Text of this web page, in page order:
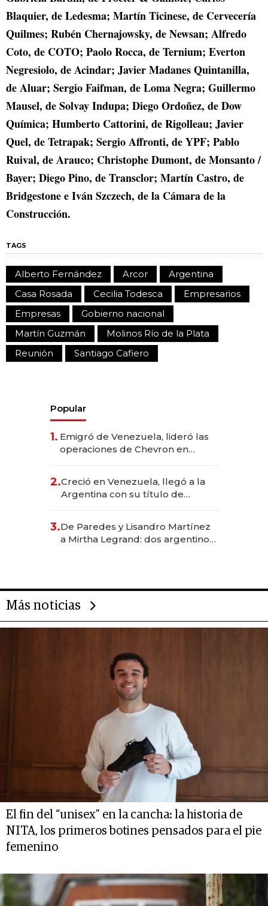
Blaquier, de Ledesma; Martín Ticinese, de Cervecería
Quilmes; Rubén Chernajowsky, de Newsan; Alfredo
Coto, de COTO; Paolo Rocca, de Ternium; Everton
Negresiolo, de Acindar; Javier Madanes Quintanilla,
de Aluar; Sergio Faifman, de Loma Negra; Guillermo
Mausel, de Solvay Indupa; Diego Ordoñez, de Dow
Química; Humberto Cattorini, de Rigolleau; Javier
Quel, de Tetrapak; Sergio Affronti, de YPF; Pablo
Ruival, de Arauco; Christophe Dumont, de Monsanto /
Bayer; Diego Pino, de Transclor; Martín Castro, de
Bridgestone e Iván Szczech, de la Cámara de la
Construcción.
TAGS
Alberto Fernández Arcor
Argentina
Casa Rosada
Cecilia Todesca
Empresarios
Empresas
Gobierno nacional
Martín Guzmán
Molinos Río de la Plata
Reunión
Santiago Cafiero
Popular
1. Emigró de Venezuela, lideró las
operaciones de Chevron en
2.Creció en Venezuela, llegó a la
Argentina con su título de
las marcas "fast premium"
3.De Paredes y Lisandro Martínez
a Mirtha Legrand: dos argentinos
Más noticias
El fin del “unisex” en la cancha: la historia de
NITA, los primeros botines pensados para el pie
femenino